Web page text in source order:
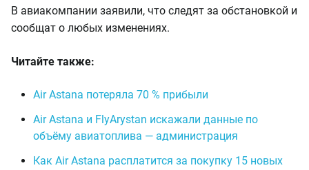
В авиакомпании заявили, что следят за обстановкой и
сообщат о любых изменениях.
Читайте также:
Air Astana потеряла 70 % прибыли
Air Astana и FlyArystan искажали данные по
объёму авиатоплива — администрация
Как Air Astana расплатится за покупку 15 новых